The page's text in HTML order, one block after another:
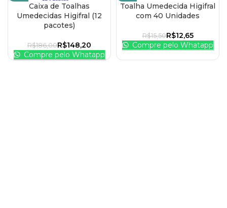
Caixa de Toalhas
Umedecidas Higifral (12
pacotes)
R$186,00R$148,20
Compre pelo Whatapp
Toalha Umedecida Higifral
com 40 Unidades
R$15,50R$12,65
Compre pelo Whatapp